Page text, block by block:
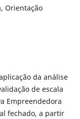
Orientação
da análise
de escala
Empreendedora
fechado, a partir